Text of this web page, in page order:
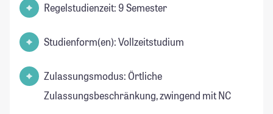
Regelstudienzeit: 9 Semester
Studienform(en): Vollzeitstudium
Zulassungsmodus: Örtliche
Zulassungsbeschränkung, zwingend mit NC